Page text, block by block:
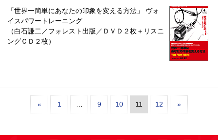
「世界一簡単にあなたの印象を変える方法」 ヴォ
イスパワートレーニング
（白石謙二／フォレスト出版／ＤＶＤ２枚＋リスニ
ングＣＤ２枚）
« 1 9 10 11 12 »